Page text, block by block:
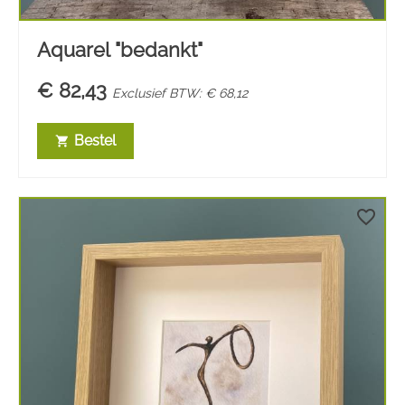
Aquarel "bedankt"
€ 82,43 Exclusief BTW: € 68,12
shopping_cart Bestel
favorite_border